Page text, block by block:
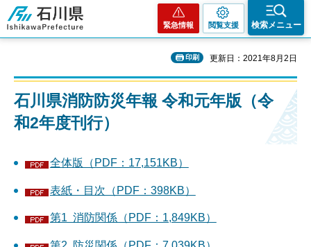
石川県
緊急情報 閲覧支援 検索メニュー
印刷 更新日：2021年8月2日
石川県消防防災年報 令和元年版（令
和2年度刊行）
全体版（PDF：17,151KB）
表紙・目次（PDF：398KB）
第1 消防関係（PDF：1,849KB）